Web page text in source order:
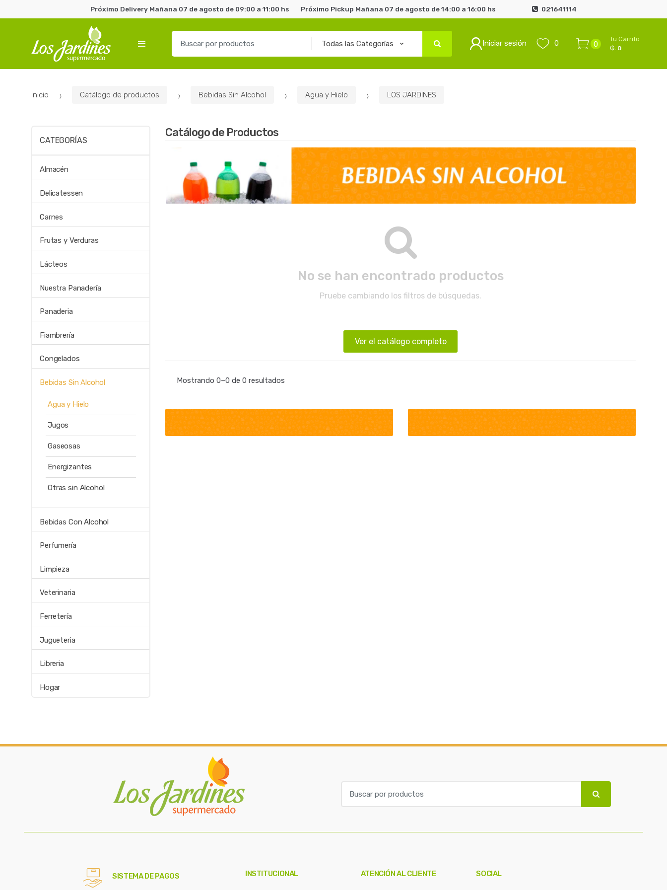
Próximo Delivery Mañana 07 de agosto de 09:00 a 11:00 hs Próximo Pickup Mañana 07 de agosto de 14:00 a 16:00 hs 021641114
r
Iniciar sesión 0 0
Tu Carrito
₲. 0
Inicio Catálogo de productos Bebidas Sin Alcohol Agua y Hielo LOS JARDINES
Catálogo de Productos
No se han encontrado productos
Pruebe cambiando los filtros de búsquedas.
Ver el catálogo completo
Mostrando 0–0 de 0 resultados
CATEGORÍAS
Almacén
Delicatessen
Carnes
Frutas y Verduras
Lácteos
Nuestra Panadería
Panaderia
Fiambrería
Congelados
Bebidas Sin Alcohol
Agua y Hielo
Jugos
Gaseosas
Energizantes
Otras sin Alcohol
Bebidas Con Alcohol
Perfumería
Limpieza
Veterinaria
Ferretería
Jugueteria
Libreria
Hogar
a
SISTEMA DE PAGOS INSTITUCIONAL ATENCIÓN AL CLIENTE SOCIAL